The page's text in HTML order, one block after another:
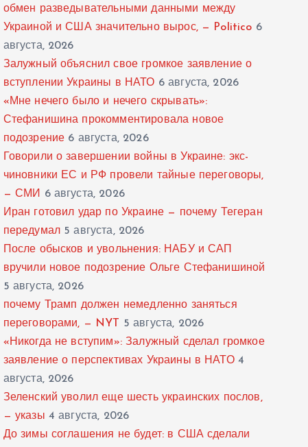
обмен разведывательными данными между
Украиной и США значительно вырос, — Politico 6
августа, 2026
Залужный объяснил свое громкое заявление о
вступлении Украины в НАТО 6 августа, 2026
«Мне нечего было и нечего скрывать»:
Стефанишина прокомментировала новое
подозрение 6 августа, 2026
Говорили о завершении войны в Украине: экс-
чиновники ЕС и РФ провели тайные переговоры,
— СМИ 6 августа, 2026
Иран готовил удар по Украине — почему Тегеран
передумал 5 августа, 2026
После обысков и увольнения: НАБУ и САП
вручили новое подозрение Ольге Стефанишиной
5 августа, 2026
почему Трамп должен немедленно заняться
переговорами, — NYT
5 августа, 2026
«Никогда не вступим»: Залужный сделал громкое
заявление о перспективах Украины в НАТО 4
августа, 2026
Зеленский уволил еще шесть украинских послов,
— указы 4 августа, 2026
До зимы соглашения не будет: в США сделали